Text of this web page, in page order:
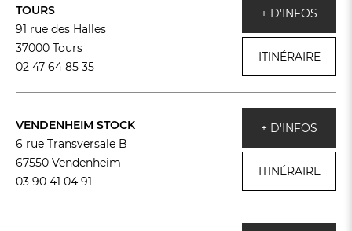
TOURS
91 rue des Halles
37000 Tours
02 47 64 85 35
+ D'INFOS
ITINÉRAIRE
VENDENHEIM STOCK
6 rue Transversale B
67550 Vendenheim
03 90 41 04 91
+ D'INFOS
ITINÉRAIRE